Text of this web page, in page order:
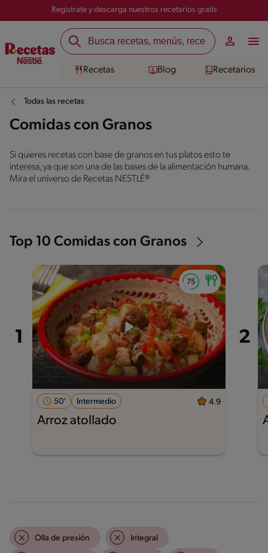
Registrate y descarga nuestros recetarios gratis
Recetas Blog Recetarios
Todas las recetas
Comidas con Granos
Si quieres recetas con base de granos en tus platos esto te
interesa, ya que son una de las bases de la alimentación humana.
Mira el universo de Recetas NESTLÉ®
Top 10 Comidas con Granos
50' Intermedio 4.9
Arroz atollado
Olla de presión Integral